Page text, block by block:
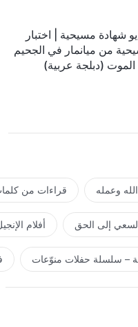
شهادة مسيحية | اختبار
من ميانمار في الجحيم
الموت (دبلجة عربية)
قراءات من
أفلام
– سلسلة حفلات منوّعات